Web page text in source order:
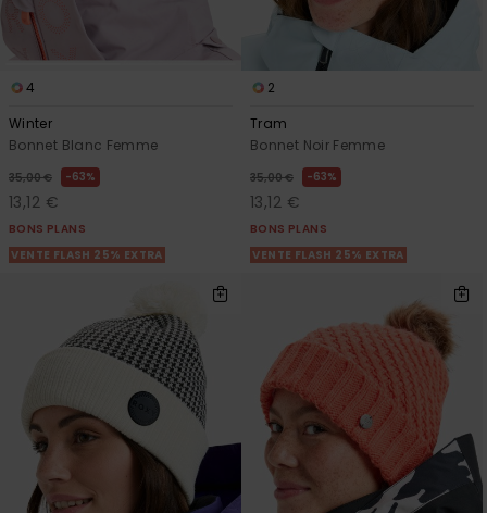
4
Winter
Bonnet Blanc Femme
35,00 € 63%
13,12 €
BONS PLANS
VENTE FLASH 25% EXTRA
2
Tram
Bonnet Noir Femme
35,00 € 63%
13,12 €
BONS PLANS
VENTE FLASH 25% EXTRA